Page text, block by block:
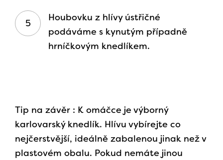
Houbovku z hlívy ústřičné
podáváme s kynutým případně
hrníčkovým knedlíkem.
Tip na závěr : K omáčce je výborný
karlovarský knedlík. Hlívu vybírejte co
nejčerstvější, ideálně zabalenou jinak než v
plastovém obalu. Pokud nemáte jinou